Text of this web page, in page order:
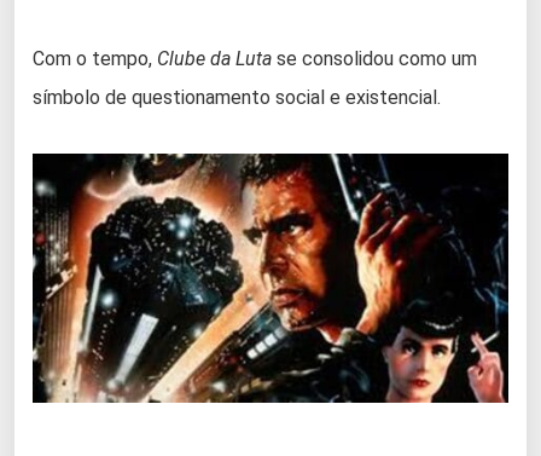
Com o tempo, Clube da Luta se consolidou como um
símbolo de questionamento social e existencial.